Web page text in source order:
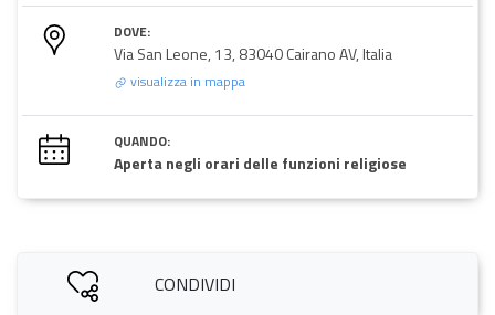
DOVE:
Via San Leone, 13, 83040 Cairano AV, Italia
visualizza in mappa
QUANDO:
Aperta negli orari delle funzioni religiose
CONDIVIDI